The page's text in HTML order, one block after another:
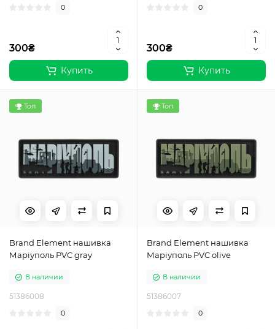
0
300₴
Купить
0
300₴
Купить
Топ
Brand Element нашивка
Маріуполь PVC gray
В наличии
51386008
0
Топ
Brand Element нашивка
Маріуполь PVC olive
В наличии
51386007
0